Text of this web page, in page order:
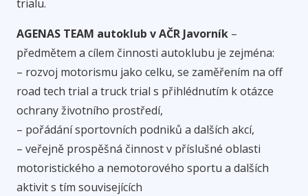
trialu.
AGENAS TEAM autoklub v AČR Javorník –
předmětem a cílem činnosti autoklubu je zejména:
– rozvoj motorismu jako celku, se zaměřením na off
road tech trial a truck trial s přihlédnutím k otázce
ochrany životního prostředí,
– pořádání sportovních podniků a dalších akcí,
– veřejně prospěšná činnost v příslušné oblasti
motoristického a nemotorového sportu a dalších
aktivit s tím souvisejících